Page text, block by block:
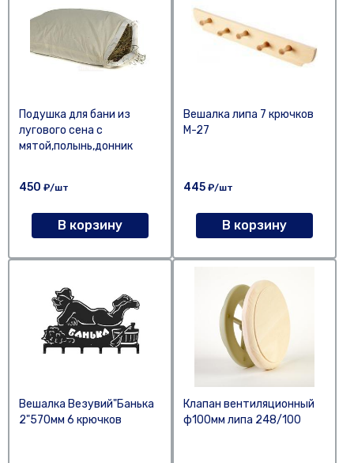
Подушка для бани из
лугового сена с
мятой,полынь,донник
450 ₽/шт
В корзину
Вешалка липа 7 крючков
М-27
445 ₽/шт
В корзину
Вешалка Везувий"Банька
2"570мм 6 крючков
Клапан вентиляционный
ф100мм липа 248/100